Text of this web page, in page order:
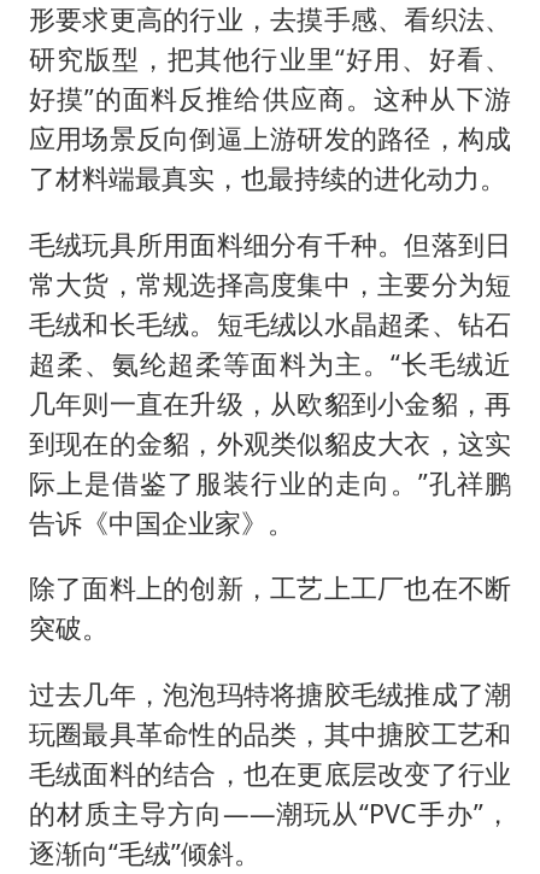
形要求更高的行业，去摸手感、看织法、
研究版型，把其他行业里“好用、好看、
好摸”的面料反推给供应商。这种从下游
应用场景反向倒逼上游研发的路径，构成
了材料端最真实，也最持续的进化动力。
毛绒玩具所用面料细分有千种。但落到日
常大货，常规选择高度集中，主要分为短
毛绒和长毛绒。短毛绒以水晶超柔、钻石
超柔、氨纶超柔等面料为主。“长毛绒近
几年则一直在升级，从欧貂到小金貂，再
到现在的金貂，外观类似貂皮大衣，这实
际上是借鉴了服装行业的走向。”孔祥鹏
告诉《中国企业家》。
除了面料上的创新，工艺上工厂也在不断
突破。
过去几年，泡泡玛特将搪胶毛绒推成了潮
玩圈最具革命性的品类，其中搪胶工艺和
毛绒面料的结合，也在更底层改变了行业
的材质主导方向——潮玩从“PVC手办”，
逐渐向“毛绒”倾斜。